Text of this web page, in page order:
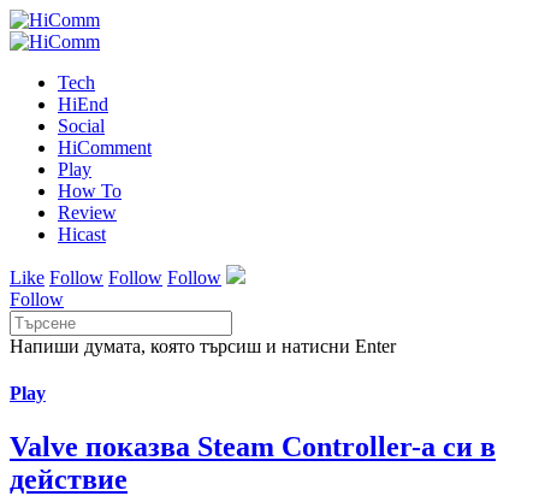
Tech
HiEnd
Social
HiComment
Play
How To
Review
Hicast
Like Follow Follow Follow
Follow
Напиши думата, която търсиш и натисни Enter
Play
Valve показва Steam Controller-a си в
действие